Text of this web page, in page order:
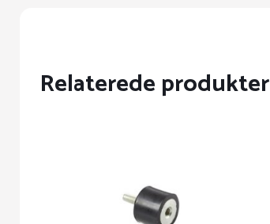
Relaterede produkter